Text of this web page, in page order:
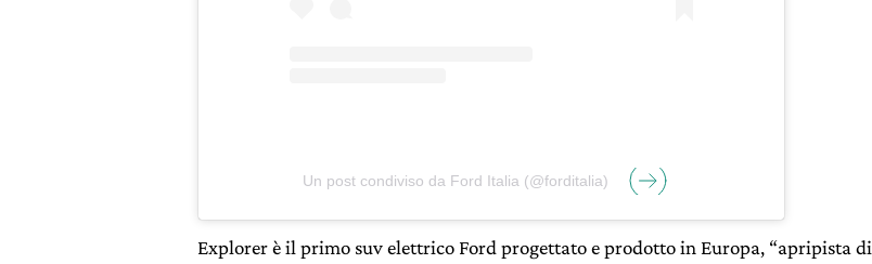
Un post condiviso da Ford Italia (@forditalia)
Explorer è il primo suv elettrico Ford progettato e prodotto in Europa, “apripista di